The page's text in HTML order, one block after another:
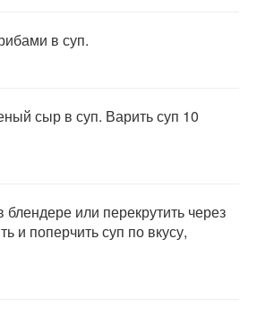
в суп.
сыр в суп. Варить суп 10
блендере или перекрутить через
и поперчить суп по вкусу,